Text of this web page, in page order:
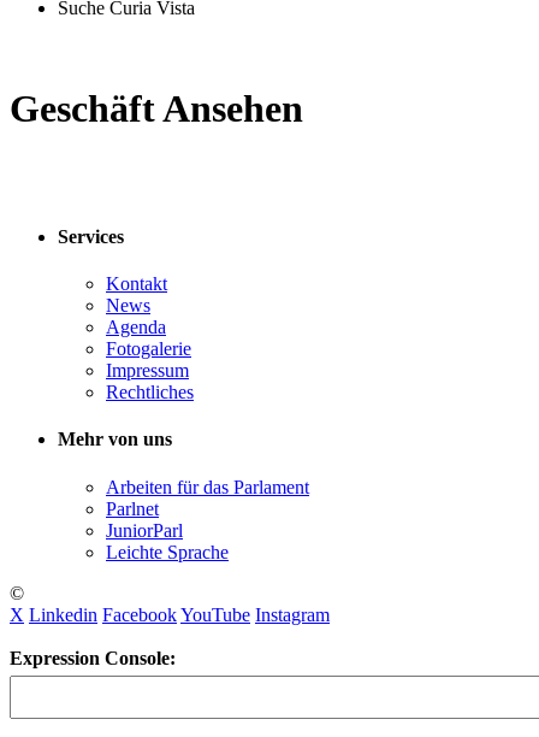
Suche Curia Vista
Geschäft Ansehen
Services
Kontakt
News
Agenda
Fotogalerie
Impressum
Rechtliches
Mehr von uns
Arbeiten für das Parlament
Parlnet
JuniorParl
Leichte Sprache
©
X Linkedin FacebookYouTube Instagram
Expression Console: